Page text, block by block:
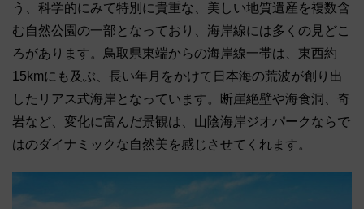
う、科学的にみて特別に貴重な、美しい地質遺産を複数含
む自然公園の一部となっており、海岸線には多くの見どこ
ろがあります。鳥取県東端からの海岸線一帯は、東西約
15kmにも及ぶ、長い年月をかけて日本海の荒波が創り出
したリアス式海岸となっています。断崖絶壁や海食洞、奇
岩など、変化に富んだ景観は、山陰海岸ジオパークならで
はのダイナミックな自然美を感じさせてくれます。